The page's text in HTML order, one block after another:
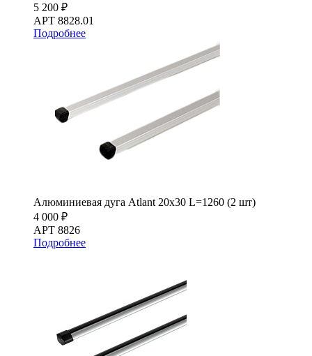
5 200 ₽
АРТ 8828.01
Подробнее
Алюминиевая дуга Atlant 20х30 L=1260 (2 шт)
4 000 ₽
АРТ 8826
Подробнее